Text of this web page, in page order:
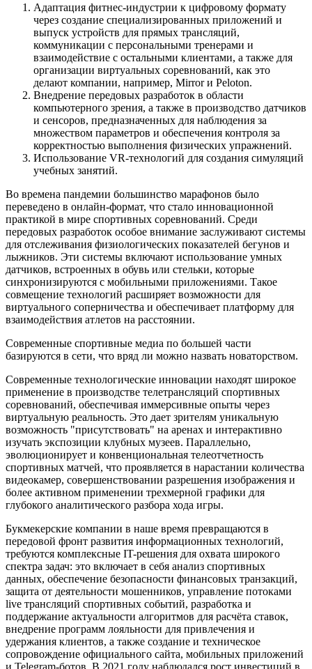
Адаптация фитнес-индустрии к цифровому формату
через создание специализированных приложений и
выпуск устройств для прямых трансляций,
коммуникации с персональными тренерами и
взаимодействие с остальными клиентами, а также для
организации виртуальных соревнований, как это
делают компании, например, Mirror и Peloton.
Внедрение передовых разработок в области
компьютерного зрения, а также в производство датчиков
и сенсоров, предназначенных для наблюдения за
множеством параметров и обеспечения контроля за
корректностью выполнения физических упражнений.
Использование VR-технологий для создания симуляций
учебных занятий.
Во времена пандемии большинство марафонов было
переведено в онлайн-формат, что стало инновационной
практикой в мире спортивных соревнований. Среди
передовых разработок особое внимание заслуживают системы
для отслеживания физиологических показателей бегунов и
лыжников. Эти системы включают использование умных
датчиков, встроенных в обувь или стельки, которые
синхронизируются с мобильными приложениями. Такое
совмещение технологий расширяет возможности для
виртуального соперничества и обеспечивает платформу для
взаимодействия атлетов на расстоянии.
Современные спортивные медиа по большей части
базируются в сети, что вряд ли можно назвать новаторством.
Современные технологические инновации находят широкое
применение в производстве телетрансляций спортивных
соревнований, обеспечивая иммерсивные опыты через
виртуальную реальность. Это дает зрителям уникальную
возможность "присутствовать" на аренах и интерактивно
изучать экспозиции клубных музеев. Параллельно,
эволюционирует и конвенциональная телеотчетность
спортивных матчей, что проявляется в нарастании количества
видеокамер, совершенствовании разрешения изображения и
более активном применении трехмерной графики для
глубокого аналитического разбора хода игры.
Букмекерские компании в наше время превращаются в
передовой фронт развития информационных технологий,
требуются комплексные IT-решения для охвата широкого
спектра задач: это включает в себя анализ спортивных
данных, обеспечение безопасности финансовых транзакций,
защита от деятельности мошенников, управление потоками
live трансляций спортивных событий, разработка и
поддержание актуальности алгоритмов для расчёта ставок,
внедрение программ лояльности для привлечения и
удержания клиентов, а также создание и техническое
сопровождение официального сайта, мобильных приложений
и Telegram-ботов. В 2021 году наблюдался рост инвестиций в